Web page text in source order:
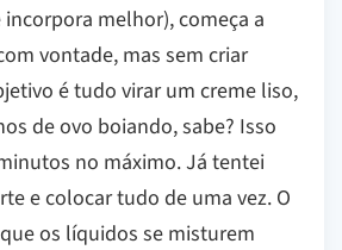
melhor), começa a
vontade, mas sem criar
é tudo virar um creme liso,
de ovo boiando, sabe? Isso
no máximo.Já tentei
e colocar tudo de uma vez. O
os líquidos se misturem